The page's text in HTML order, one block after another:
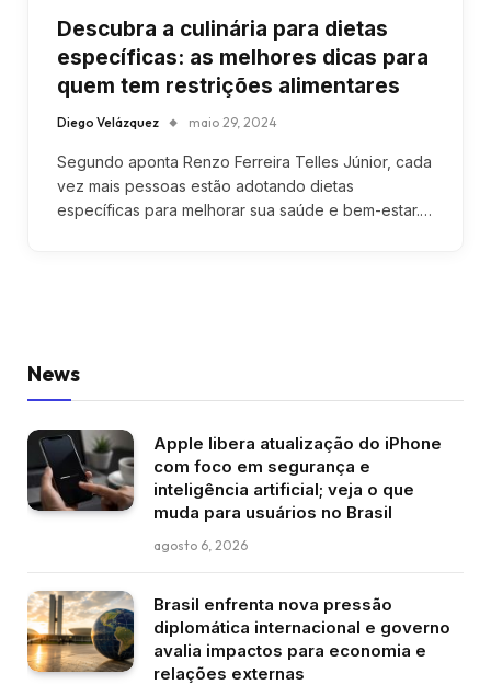
Descubra a culinária para dietas
específicas: as melhores dicas para
quem tem restrições alimentares
Diego Velázquez maio 29, 2024
Segundo aponta Renzo Ferreira Telles Júnior, cada
vez mais pessoas estão adotando dietas
específicas para melhorar sua saúde e bem-estar.…
News
Apple libera atualização do iPhone
com foco em segurança e
inteligência artificial; veja o que
muda para usuários no Brasil
agosto 6, 2026
Brasil enfrenta nova pressão
diplomática internacional e governo
avalia impactos para economia e
relações externas